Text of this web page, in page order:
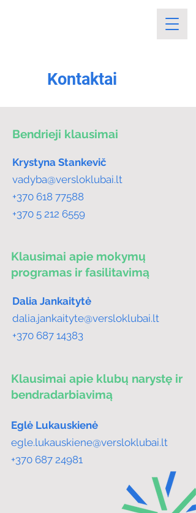
Kontaktai
Bendrieji klausimai
Krystyna Stankevič
vadyba@versloklubai.lt
+370 618 77588
+370 5 212 6559
Klausimai apie mokymų
programas ir fasilitavimą
Dalia Jankaitytė
dalia.jankaityte@versloklubai.lt
+370 687 14383
Klausimai apie klubų narystę ir
bendradarbiavimą
Eglė Lukauskienė
egle.lukauskiene@versloklubai.lt
+370 687 24981